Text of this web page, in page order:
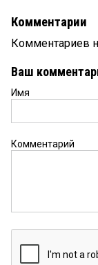
Комментарии
Комментариев
Ваш
Имя
Комментарий